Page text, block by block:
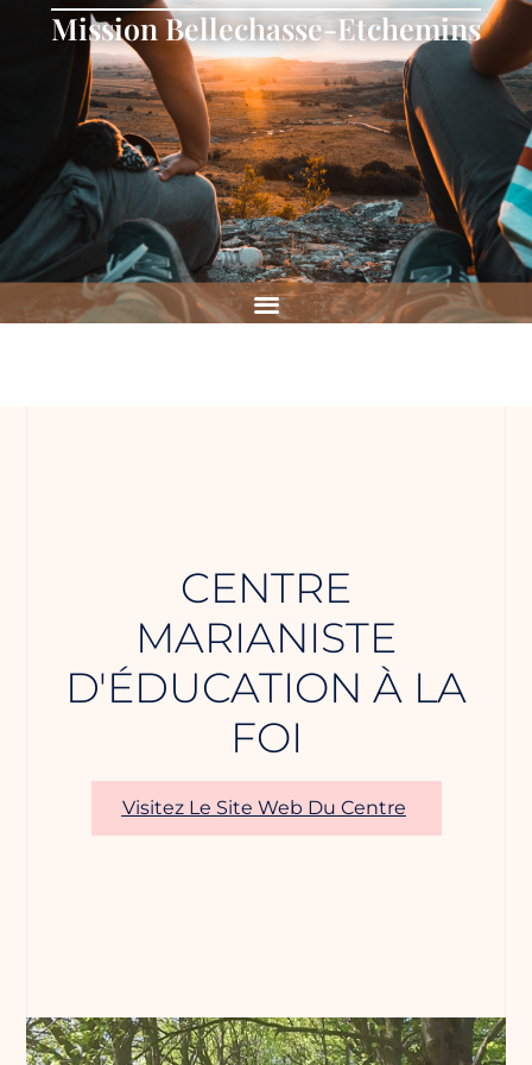
Mission Bellechasse-Etchemins
CENTRE
MARIANISTE
D'ÉDUCATION À LA
FOI
Visitez Le Site Web Du Centre